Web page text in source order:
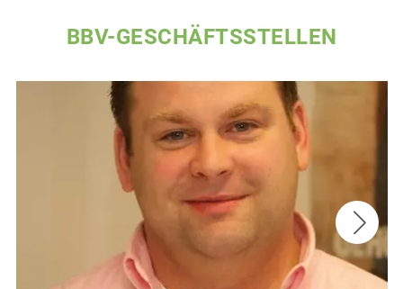
BBV-GESCHÄFTSSTELLEN